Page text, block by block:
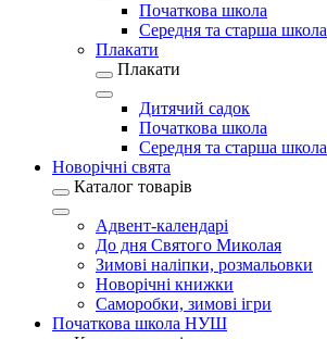
Початкова школа
Середня та старша школа
Плакати
Плакати
Дитячий садок
Початкова школа
Середня та старша школа
Новорічні свята
Каталог товарів
Адвент-календарі
До дня Святого Миколая
Зимові наліпки, розмальовки
Новорічні книжки
Саморобки, зимові ігри
Початкова школа НУШ